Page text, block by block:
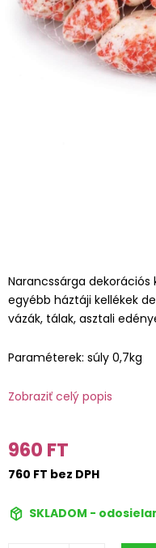
Narancssárga dekorációs
egyébb háztáji kellékek
vázák, tálak, asztali
Paraméterek: súly 0,7kg
Zobraziť celý popis
960 FT
760 FT bez DPH
SKLADOM -